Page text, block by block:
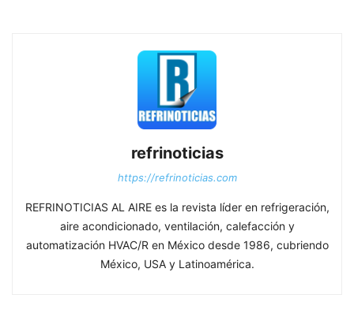
refrinoticias
https://refrinoticias.com
REFRINOTICIAS AL AIRE es la revista líder en refrigeración,
aire acondicionado, ventilación, calefacción y
automatización HVAC/R en México desde 1986, cubriendo
México, USA y Latinoamérica.